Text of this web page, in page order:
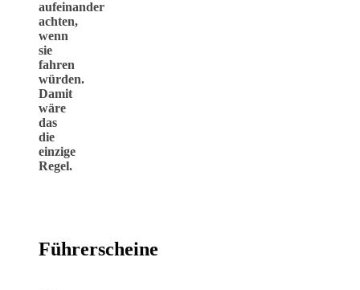
aufeinander
achten,
wenn
sie
fahren
würden.
Damit
wäre
das
die
einzige
Regel.
Führerscheine